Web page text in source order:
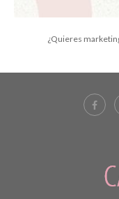
¿Quieres